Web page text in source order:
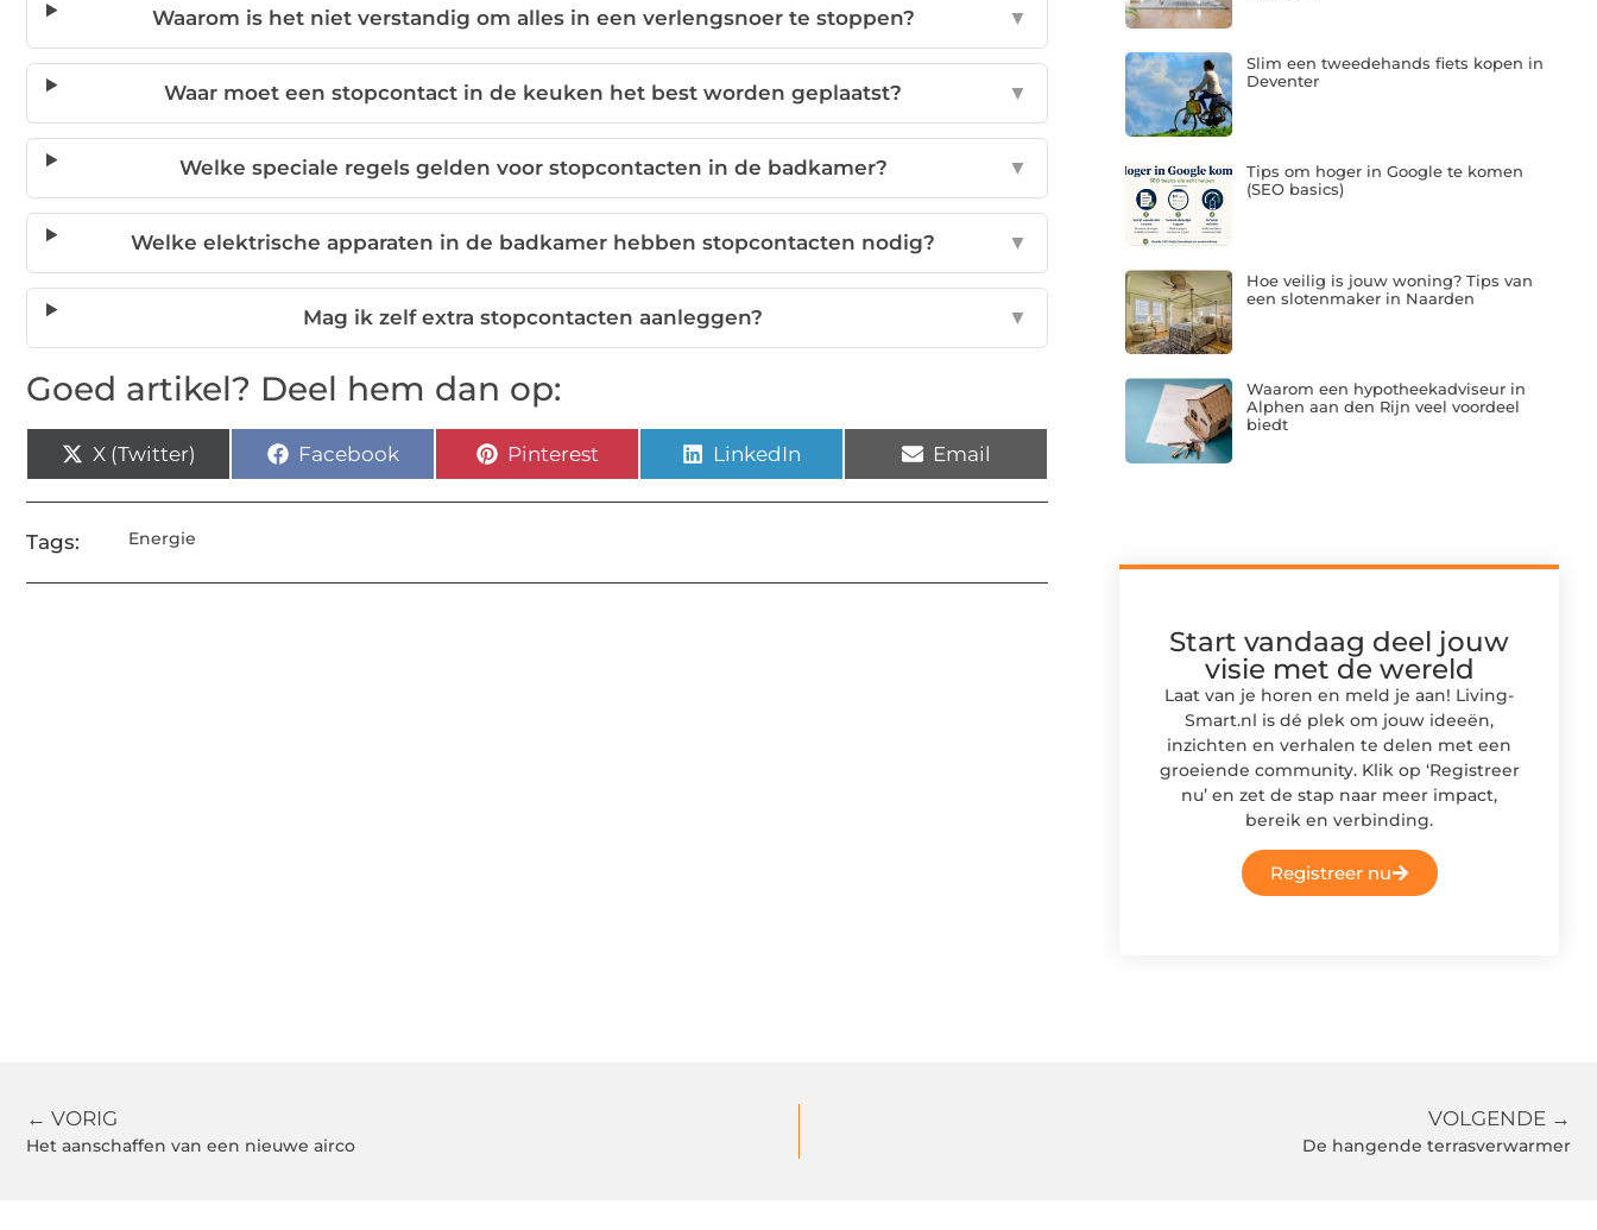
Waarom is het niet verstandig om alles in een verlengsnoer te stoppen? ▼
Waar moet een stopcontact in de keuken het best worden geplaatst? ▼
Welke speciale regels gelden voor stopcontacten in de badkamer? ▼
Welke elektrische apparaten in de badkamer hebben stopcontacten nodig? ▼
Mag ik zelf extra stopcontacten aanleggen? ▼
Goed artikel? Deel hem dan op:
X (Twitter) Facebook Pinterest LinkedIn Email
Tags: Energie
Slim een tweedehands fiets kopen in
Deventer
Tips om hoger in Google te komen
(SEO basics)
Hoe veilig is jouw woning? Tips van
een slotenmaker in Naarden
Waarom een hypotheekadviseur in
Alphen aan den Rijn veel voordeel
biedt
Start vandaag deel jouw
visie met de wereld
Laat van je horen en meld je aan! Living-
Smart.nl is dé plek om jouw ideeën,
inzichten en verhalen te delen met een
groeiende community. Klik op ‘Registreer
nu’ en zet de stap naar meer impact,
bereik en verbinding.
Registreer nu
← VORIG
Het aanschaffen van een nieuwe airco
VOLGENDE →
De hangende terrasverwarmer